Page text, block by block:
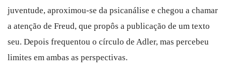
juventude, aproximou-se da psicanálise e chegou a chamar
a atenção de Freud, que propôs a publicação de um texto
seu. Depois frequentou o círculo de Adler, mas percebeu
limites em ambas as perspectivas.